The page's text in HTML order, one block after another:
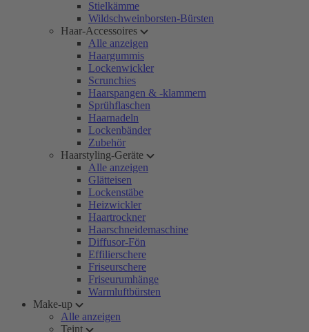
Stielkämme
Wildschweinborsten-Bürsten
Haar-Accessoires
Alle anzeigen
Haargummis
Lockenwickler
Scrunchies
Haarspangen & -klammern
Sprühflaschen
Haarnadeln
Lockenbänder
Zubehör
Haarstyling-Geräte
Alle anzeigen
Glätteisen
Lockenstäbe
Heizwickler
Haartrockner
Haarschneidemaschine
Diffusor-Fön
Effilierschere
Friseurschere
Friseurumhänge
Warmluftbürsten
Make-up
Alle anzeigen
Teint